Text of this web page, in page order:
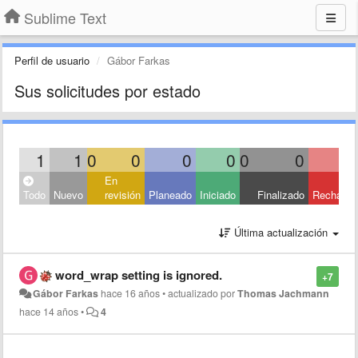
Sublime Text
Perfil de usuario Gábor Farkas
Sus solicitudes por estado
1 1 0 0 0 0 0 0
Todo Nuevo
En
revisión Planeado Iniciado Finalizado
Última actualización
+7
word_wrap setting is ignored.
Gábor Farkas hace 16 años•actualizado porThomas Jachmann
hace 14 años• 4